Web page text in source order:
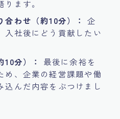
ます。
わせ（約10分）：
企
入社後にどう貢献したい
分）：
最後に余裕を
め、企業の経営課題や働
込んだ内容をぶつけまし